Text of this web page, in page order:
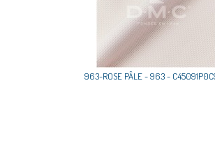
963-ROSE PÂLE - 963 -